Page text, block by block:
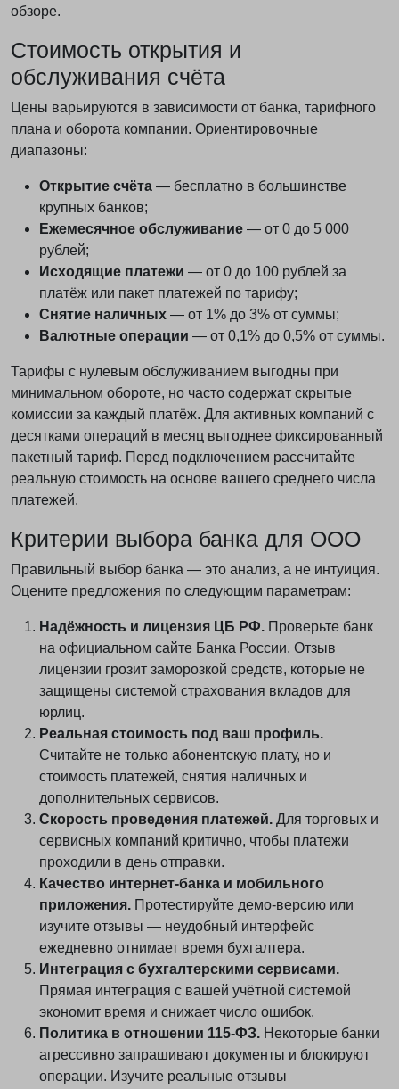
обзоре.
Стоимость открытия и
обслуживания счёта
Цены варьируются в зависимости от банка, тарифного
плана и оборота компании. Ориентировочные
диапазоны:
Открытие счёта — бесплатно в большинстве
крупных банков;
Ежемесячное обслуживание — от 0 до 5 000
рублей;
Исходящие платежи — от 0 до 100 рублей за
платёж или пакет платежей по тарифу;
Снятие наличных — от 1% до 3% от суммы;
Валютные операции — от 0,1% до 0,5% от суммы.
Тарифы с нулевым обслуживанием выгодны при
минимальном обороте, но часто содержат скрытые
комиссии за каждый платёж. Для активных компаний с
десятками операций в месяц выгоднее фиксированный
пакетный тариф. Перед подключением рассчитайте
реальную стоимость на основе вашего среднего числа
платежей.
Критерии выбора банка для ООО
Правильный выбор банка — это анализ, а не интуиция.
Оцените предложения по следующим параметрам:
Надёжность и лицензия ЦБ РФ. Проверьте банк
на официальном сайте Банка России. Отзыв
лицензии грозит заморозкой средств, которые не
защищены системой страхования вкладов для
юрлиц.
Реальная стоимость под ваш профиль.
Считайте не только абонентскую плату, но и
стоимость платежей, снятия наличных и
дополнительных сервисов.
Скорость проведения платежей. Для торговых и
сервисных компаний критично, чтобы платежи
проходили в день отправки.
Качество интернет-банка и мобильного
приложения. Протестируйте демо-версию или
изучите отзывы — неудобный интерфейс
ежедневно отнимает время бухгалтера.
Интеграция с бухгалтерскими сервисами.
Прямая интеграция с вашей учётной системой
экономит время и снижает число ошибок.
Политика в отношении 115-ФЗ. Некоторые банки
агрессивно запрашивают документы и блокируют
операции. Изучите реальные отзывы